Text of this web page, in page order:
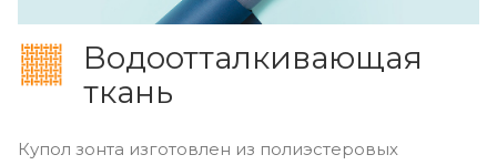
Водоотталкивающая
ткань
Купол зонта изготовлен из полиэстеровых